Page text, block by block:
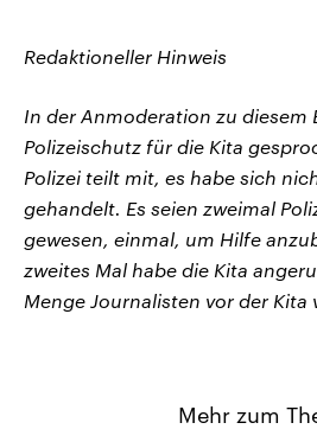
Redaktioneller Hinweis
In der Anmoderation zu diesem
Polizeischutz für die Kita
Polizei teilt mit, es habe sich
gehandelt. Es seien zweimal
gewesen, einmal, um Hilfe
zweites Mal habe die Kita
Menge Journalisten vor der Kita
Mehr zum